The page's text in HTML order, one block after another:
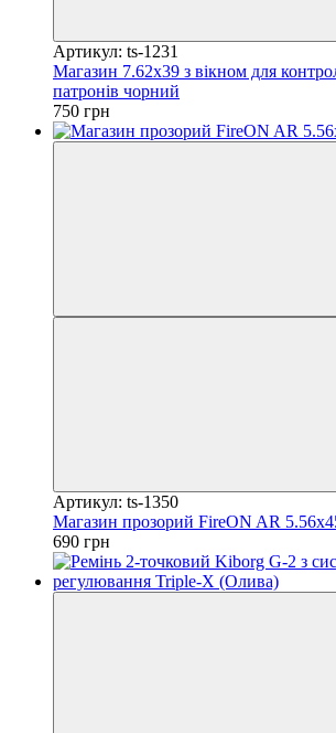
Артикул: ts-1231
Магазин 7.62х39 з вікном для
патронів чорний
750 грн
Артикул: ts-1350
Магазин прозорий FireON AR
690 грн